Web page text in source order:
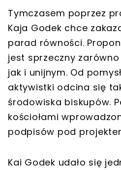
Tymczasem poprzez
Kaja Godek chce
parad równości.
jest sprzeczny
jak i unijnym. Od
aktywistki odcina się
środowiska biskupów.
kościołami
podpisów pod
Kai Godek udało się